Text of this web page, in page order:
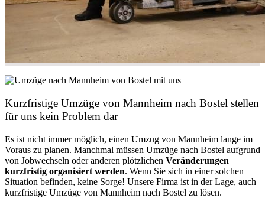
Kurzfristige Umzüge von Mannheim nach Bostel stellen
für uns kein Problem dar
Es ist nicht immer möglich, einen Umzug von Mannheim lange im
Voraus zu planen. Manchmal müssen Umzüge nach Bostel aufgrund
von Jobwechseln oder anderen plötzlichen Veränderungen
kurzfristig organisiert werden. Wenn Sie sich in einer solchen
Situation befinden, keine Sorge! Unsere Firma ist in der Lage, auch
kurzfristige Umzüge von Mannheim nach Bostel zu lösen.